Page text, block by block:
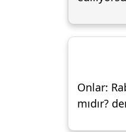
Onlar:
mıdır?